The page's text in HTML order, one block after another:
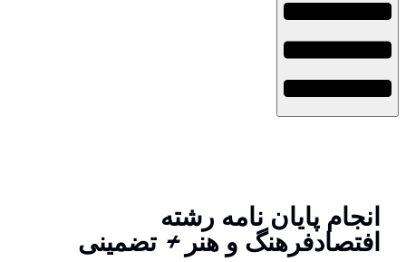
انجام پایان نامه رشته
افتصادفرهنگ و هنر + تضمینی